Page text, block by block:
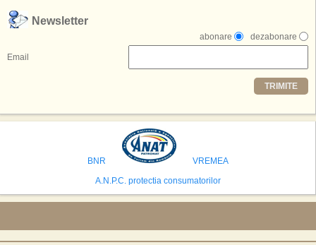
,,Credem ca exista sanse mari sa anuntam nu doar o locatie, ci poate mai
multe'', a declarat Michael R. Henderson, cofondator al Moon World
Resorts, citat de Gulf News. Potrivit acestuia, 2026 ar putea deveni un an
decisiv pentru reali zarea proiectului.
Printre celelalte tari care concureaza pentru a gazdui aceasta constructie
se numara Australia, Brazilia, China, Egipt, India, Polonia, Thailanda,
avea cele mai mari sanse de a castiga licitatia. Totusi, Spania, care se
preconizeaza ca va deveni a doua cea mai vizitata tara din lume in 2025,
isi bazeaza oferta pe infrastructura turistica solida si capacitatea hoteliera."
Newsletter
dezabonare
abonare
Email
TRIMITE
BNR
VREMEA
A.N.P.C. protectia consumatorilor